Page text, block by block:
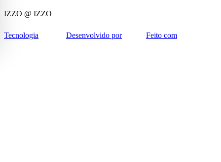
IZZO @ IZZO
Tecnologia Desenvolvido por Feito com